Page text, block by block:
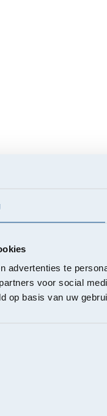
advertenties te
voor social
op basis van uw